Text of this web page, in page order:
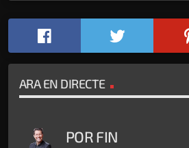
ARA EN DIRECTE
POR FIN